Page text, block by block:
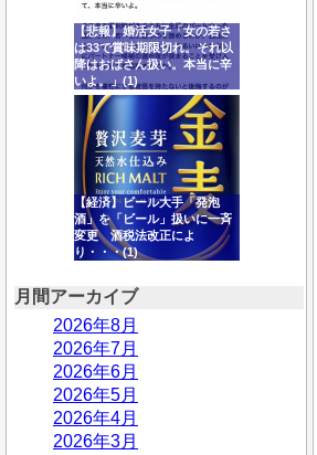
【悲報】婚活女子「女の若さ
は33で賞味期限切れ。それ以
降はおばさん扱い。本当に辛
いよ。」(1)
【経済】ビール大手「発泡
酒」を「ビール」扱いに一斉
変更 酒税法改正によ
り・・・(1)
月間アーカイブ
2026年8月
2026年7月
2026年6月
2026年5月
2026年4月
2026年3月